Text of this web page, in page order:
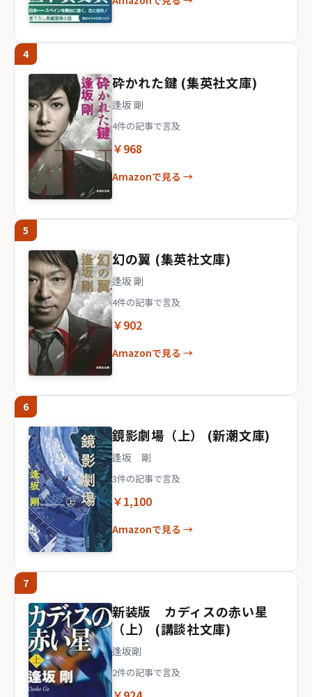
4
砕かれた鍵 (集英社文庫)
逢坂 剛
4件の記事で言及
￥968
Amazonで見る →
5
幻の翼 (集英社文庫)
逢坂 剛
4件の記事で言及
￥902
Amazonで見る →
6
鏡影劇場（上） (新潮文庫)
逢坂 剛
3件の記事で言及
￥1,100
Amazonで見る →
7
新装版 カディスの赤い星
（上） (講談社文庫)
逢坂剛
2件の記事で言及